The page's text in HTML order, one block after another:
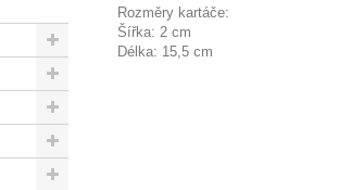
Rozměry kartáče:
Šířka: 2 cm
Délka: 15,5 cm